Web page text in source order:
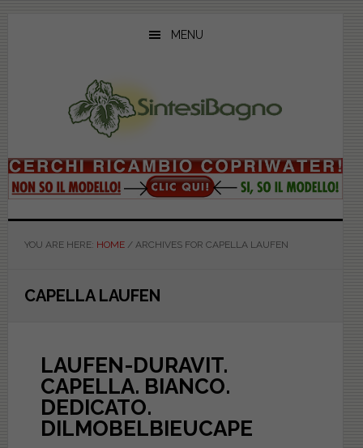
MENU
YOU ARE HERE: HOME /ARCHIVES FOR CAPELLA LAUFEN
CAPELLA LAUFEN
LAUFEN-DURAVIT.
CAPELLA. BIANCO.
DEDICATO.
DILMOBELBIEUCAPE